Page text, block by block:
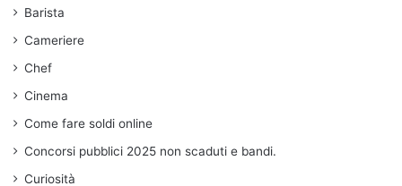
Barista
Cameriere
Chef
Cinema
Come fare soldi online
Concorsi pubblici 2025 non scaduti e bandi.
Curiosità